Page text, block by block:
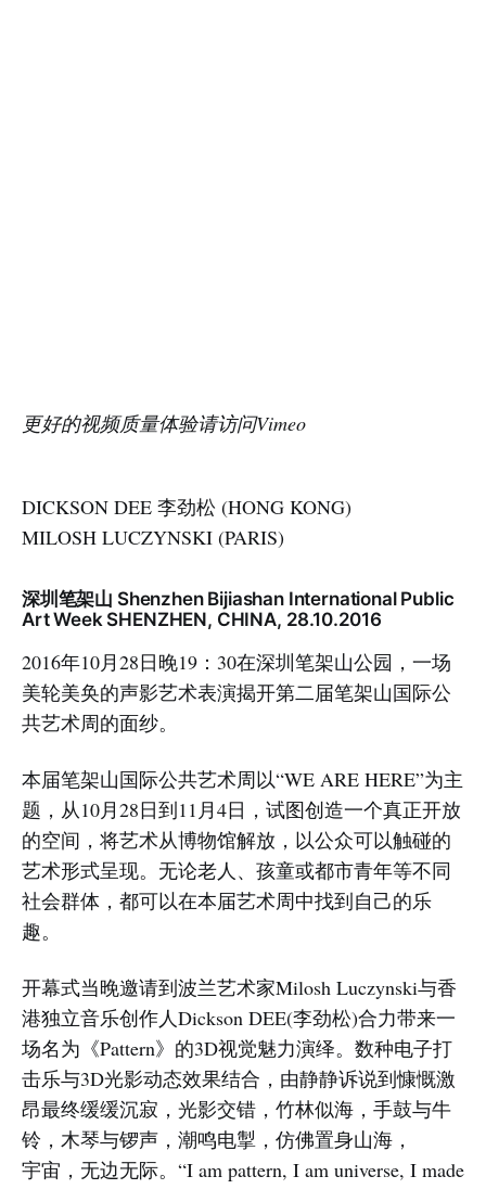
更好的视频质量体验请访问Vimeo
DICKSON DEE 李劲松 (HONG KONG)
MILOSH LUCZYNSKI (PARIS)
深圳笔架山 Shenzhen Bijiashan International Public
Art Week SHENZHEN, CHINA, 28.10.2016
2016年10月28日晚19：30在深圳笔架山公园，一场
美轮美奂的声影艺术表演揭开第二届笔架山国际公
共艺术周的面纱。
本届笔架山国际公共艺术周以“WE ARE HERE”为主
题，从10月28日到11月4日，试图创造一个真正开放
的空间，将艺术从博物馆解放，以公众可以触碰的
艺术形式呈现。无论老人、孩童或都市青年等不同
社会群体，都可以在本届艺术周中找到自己的乐
趣。
开幕式当晚邀请到波兰艺术家Milosh Luczynski与香
港独立音乐创作人Dickson DEE(李劲松)合力带来一
场名为《Pattern》的3D视觉魅力演绎。数种电子打
击乐与3D光影动态效果结合，由静静诉说到慷慨激
昂最终缓缓沉寂，光影交错，竹林似海，手鼓与牛
铃，木琴与锣声，潮鸣电掣，仿佛置身山海，
宇宙，无边无际。“I am pattern, I am universe, I made